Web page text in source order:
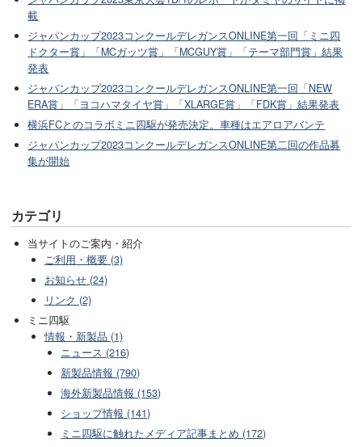
載
ジャパンカップ2023コンクールデレガンスONLINE第一回「ミニ四
ドクター賞」「MCガッツ賞」「MCGUY賞」「テーマ部門賞」結果
発表
ジャパンカップ2023コンクールデレガンスONLINE第一回「NEW
ERA賞」「ヨコハマタイヤ賞」「XLARGE賞」「FDK賞」結果発表
横浜FCとのコラボミニ四駆が発売決定。車種はエアロアバンテ
ジャパンカップ2023コンクールデレガンスONLINE第二回の作品募
集が開始
カテゴリ
当サイトのご案内・紹介
ご利用・概要 (3)
お知らせ (24)
リンク (2)
ミニ四駆
情報・新製品 (1)
ニュース (216)
新製品情報 (790)
海外新製品情報 (153)
ショップ情報 (141)
ミニ四駆に触れたメディア記事まとめ (172)